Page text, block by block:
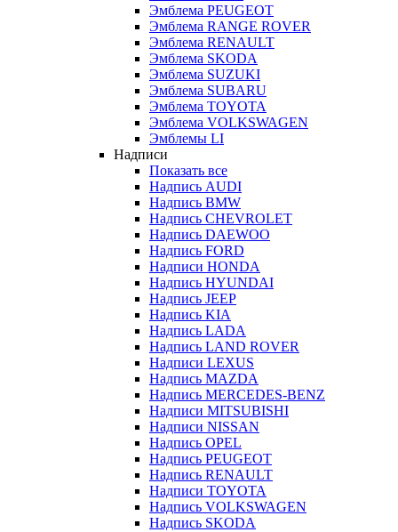
Эмблема PEUGEOT
Эмблема RANGE ROVER
Эмблема RENAULT
Эмблема SKODA
Эмблема SUZUKI
Эмблема SUBARU
Эмблема TOYOTA
Эмблема VOLKSWAGEN
Эмблемы LI
Надписи
Показать все
Надпись AUDI
Надпись BMW
Надпись CHEVROLET
Надпись DAEWOO
Надпись FORD
Надписи HONDA
Надпись HYUNDAI
Надпись JEEP
Надпись KIA
Надпись LADA
Надпись LAND ROVER
Надписи LEXUS
Надпись MAZDA
Надпись MERCEDES-BENZ
Надписи MITSUBISHI
Надписи NISSAN
Надпись OPEL
Надпись PEUGEOT
Надпись RENAULT
Надписи TOYOTA
Надпись VOLKSWAGEN
Надпись SKODA